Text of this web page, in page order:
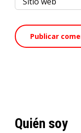
Quién soy